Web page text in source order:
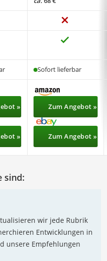
Sofort lieferbar
»
»
Zum Angebot »
Zum Angebot »
sind:
wir jede Rubrik
Entwicklungen in
unsere Empfehlungen